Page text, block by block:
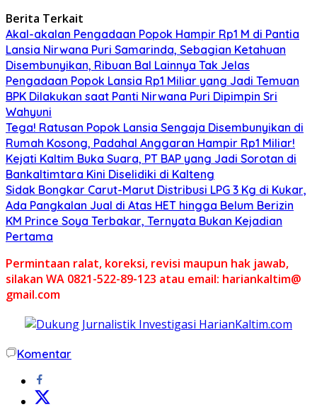
Berita Terkait
Akal-akalan Pengadaan Popok Hampir Rp1 M di Pantia
Lansia Nirwana Puri Samarinda, Sebagian Ketahuan
Disembunyikan, Ribuan Bal Lainnya Tak Jelas
Pengadaan Popok Lansia Rp1 Miliar yang Jadi Temuan
BPK Dilakukan saat Panti Nirwana Puri Dipimpin Sri
Wahyuni
Tega! Ratusan Popok Lansia Sengaja Disembunyikan di
Rumah Kosong, Padahal Anggaran Hampir Rp1 Miliar!
Kejati Kaltim Buka Suara, PT BAP yang Jadi Sorotan di
Bankaltimtara Kini Diselidiki di Kalteng
Sidak Bongkar Carut-Marut Distribusi LPG 3 Kg di Kukar,
Ada Pangkalan Jual di Atas HET hingga Belum Berizin
KM Prince Soya Terbakar, Ternyata Bukan Kejadian
Pertama
Permintaan ralat, koreksi, revisi maupun hak jawab,
silakan WA 0821-522-89-123 atau email: hariankaltim@
gmail.com
Komentar